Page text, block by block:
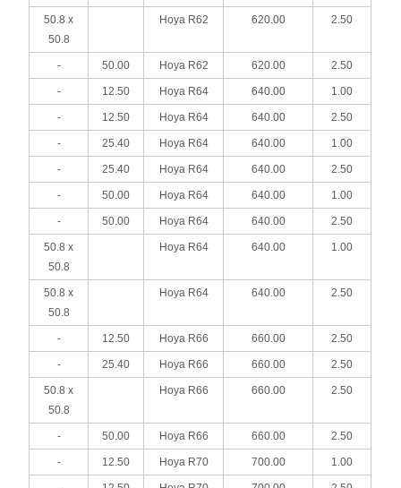
50.8 x
50.8
Hoya R62 620.00 2.50
- 50.00 Hoya R62 620.00 2.50
- 12.50 Hoya R64 640.00 1.00
- 12.50 Hoya R64 640.00 2.50
- 25.40 Hoya R64 640.00 1.00
- 25.40 Hoya R64 640.00 2.50
- 50.00 Hoya R64 640.00 1.00
- 50.00 Hoya R64 640.00 2.50
50.8 x
50.8
Hoya R64 640.00 1.00
50.8 x
50.8
Hoya R64 640.00 2.50
- 12.50 Hoya R66 660.00 2.50
- 25.40 Hoya R66 660.00 2.50
50.8 x
50.8
Hoya R66 660.00 2.50
- 50.00 Hoya R66 660.00 2.50
- 12.50 Hoya R70 700.00 1.00